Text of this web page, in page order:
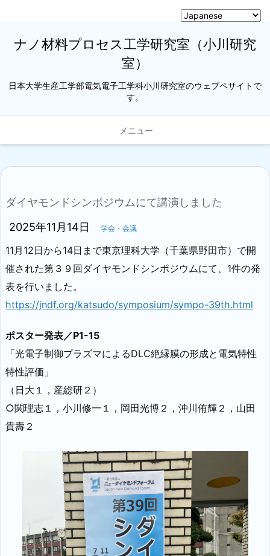
ナノ材料プロセス工学研究室（小川研究
室）
日本大学生産工学部電気電子工学科小川研究室のウェブペサイトで
す。
メニュー
ダイヤモンドシンポジウムにて講演しました
2025年11月14日
学会・会議
11月12日から14日まで東京理科大学（千葉県野田市）で開
催された第３９回ダイヤモンドシンポジウムにて、1件の発
表を行いました。
https://jndf.org/katsudo/symposium/sympo-39th.html
ポスター発表／P1-15
「光電子制御プラズマによるDLC絶縁膜の形成と電気特性
特性評価」
（日大１，産総研２）
○関理志１，小川修一１，岡田光博２，沖川侑輝２，山田
貴壽２